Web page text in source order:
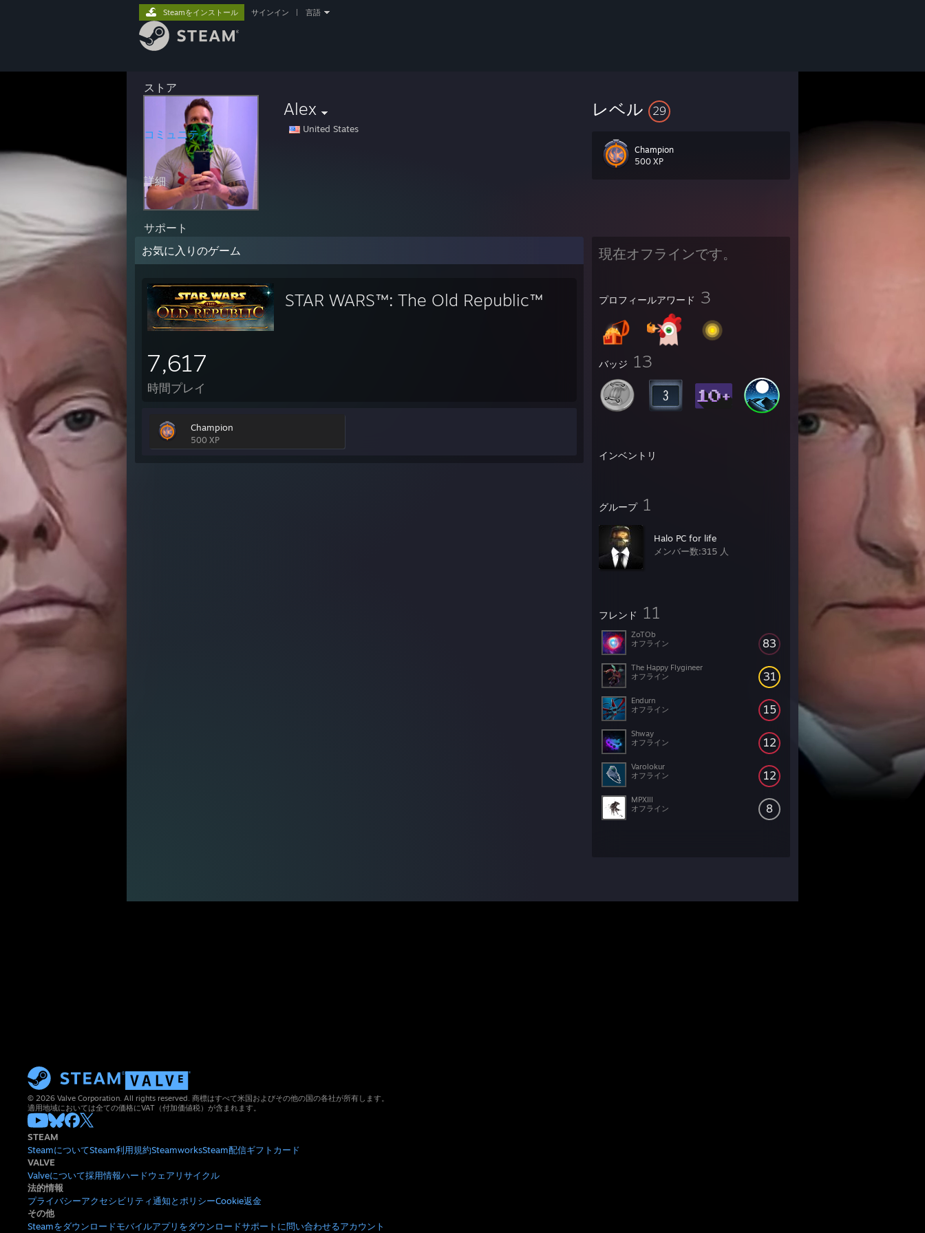
ストア
コミュニティ
詳細
サポート
Steamをインストール サインイン 言語
Alex
United States
レベル 29
Champion
500 XP
現在オフラインです。
プロフィールアワード 3
バッジ 13
インベントリ
グループ 1
Halo PC for life
メンバー数:315 人
フレンド 11
83
ZoTOb
オフライン
31
The Happy Flygineer
オフライン
15
Endurn
オフライン
12
Shway
オフライン
12
Varolokur
オフライン
8
MPXIll
オフライン
お気に入りのゲーム
STAR WARS™: The Old Republic™
7,617
時間プレイ
Champion
500 XP
© 2026 Valve Corporation. All rights reserved. 商標はすべて米国およびその他の国の各社が所有します。
適用地域においては全ての価格にVAT（付加価値税）が含まれます。
STEAM
SteamについてSteam利用規約SteamworksSteam配信ギフトカード
VALVE
Valveについて採用情報ハードウェア リサイクル
法的情報
プライバシーアクセシビリティ通知とポリシーCookie返金
その他
Steamをダウンロードモバイルアプリをダウンロードサポートに問い合わせるアカウント